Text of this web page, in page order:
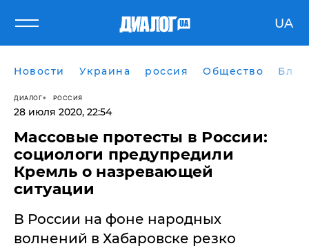
UA
Новости Украина россия Общество
ДИАЛОГ РОССИЯ
28 июля 2020, 22:54
Массовые протесты в России:
социологи предупредили
Кремль о назревающей
ситуации
​В России на фоне народных
волнений в Хабаровске резко